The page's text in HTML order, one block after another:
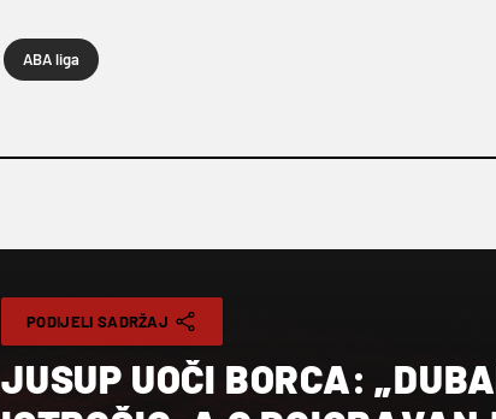
ABA liga
PODIJELI SADRŽAJ
JUSUP UOČI BORCA: